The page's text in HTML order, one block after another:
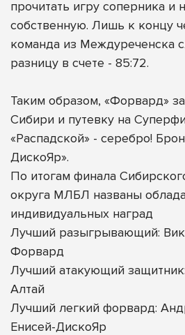
прочитать игру соперника и
собственную. Лишь к концу
команда из Междуреченска
разницу в счете - 85:72.
Таким образом, «Форвард»
Сибири и путевку на
«Распадской» - серебро!
ДискоЯр».
По итогам финала
округа МЛБЛ названы
индивидуальных наград
Лучший разыгрывающий:
Форвард
Лучший атакующий
Алтай
Лучший легкий форвард:
Енисей-ДискоЯр